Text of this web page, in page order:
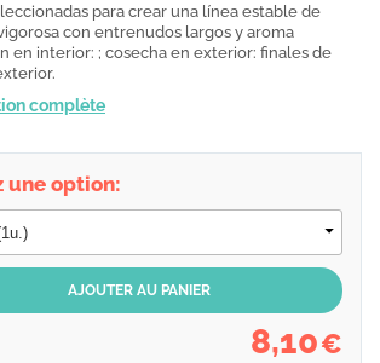
para crear una línea estable de
con entrenudos largos y aroma
en interior: ; cosecha en exterior: finales de
complète
une option:
8,10€